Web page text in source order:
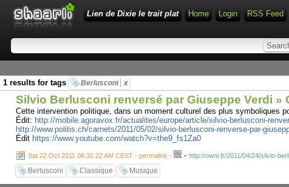
Lien de Dixie le trait plat Home Login RSS Feed
1 results for tags
Berlusconi x
Silvio Berlusconi renversé par Giuseppe Verdi »
Cette intervention politique, dans un moment culturel des plus symboliques
Édit: http://mobile.agoravox.fr/actualites/europe/article/silvio-berlusconi-
http://www.politis.ch/carnets/2011/05/02/silvio-berlusconi-renverse-par-
Édit https://www.youtube.com/watch?v=the9_fs1Za0
Sat 22 Oct 2011 06:31:22 AM CEST - permalink - - http://owni.fr/2011/04/24/silvio-
Berlusconi Classique Musique